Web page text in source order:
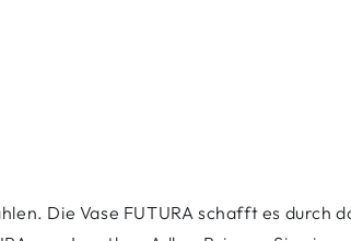
Die Vase FUTURA schafft es durch